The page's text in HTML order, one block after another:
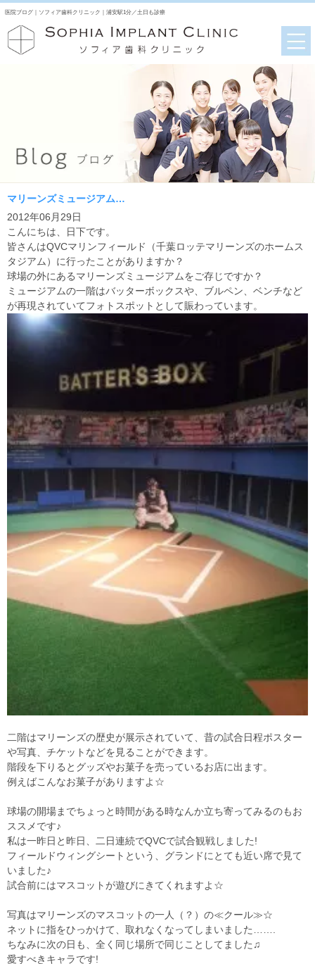
医院ブログ｜ソフィア歯科クリニック｜浦安駅1分／土日も診療
マリーンズミュージアム…
2012年06月29日
こんにちは、日下です。
皆さんはQVCマリンフィールド（千葉ロッテマリーンズのホームス
タジアム）に行ったことがありますか？
球場の外にあるマリーンズミュージアムをご存じですか？
ミュージアムの一階はバッターボックスや、ブルペン、ベンチなど
が再現されていてフォトスポットとして賑わっています。
二階はマリーンズの歴史が展示されていて、昔の試合日程ポスター
や写真、チケットなどを見ることができます。
階段を下りるとグッズやお菓子を売っているお店に出ます。
例えばこんなお菓子がありますよ☆
球場の開場までちょっと時間がある時なんか立ち寄ってみるのもお
ススメです♪
私は一昨日と昨日、二日連続でQVCで試合観戦しました!
フィールドウィングシートという、グランドにとても近い席で見て
いました♪
試合前にはマスコットが遊びにきてくれますよ☆
写真はマリーンズのマスコットの一人（？）の≪クール≫☆
ネットに指をひっかけて、取れなくなってしまいました…….
ちなみに次の日も、全く同じ場所で同じことしてました♫
愛すべきキャラです!